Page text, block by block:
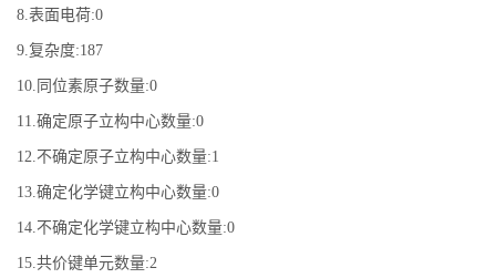
8.表面电荷:0
9.复杂度:187
10.同位素原子数量:0
11.确定原子立构中心数量:0
12.不确定原子立构中心数量:1
13.确定化学键立构中心数量:0
14.不确定化学键立构中心数量:0
15.共价键单元数量:2